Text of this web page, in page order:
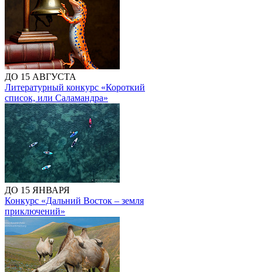
ДО 15 АВГУСТА
Литературный конкурс «Короткий
список, или Саламандра»
ДО 15 ЯНВАРЯ
Конкурс «Дальний Восток – земля
приключений»